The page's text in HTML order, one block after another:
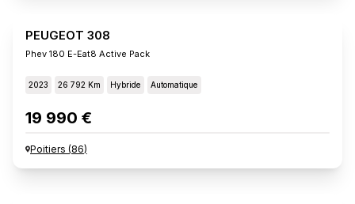
PEUGEOT 308
Phev 180 E-Eat8 Active Pack
2023 26 792 Km Hybride Automatique
19 990 €
Poitiers (86)